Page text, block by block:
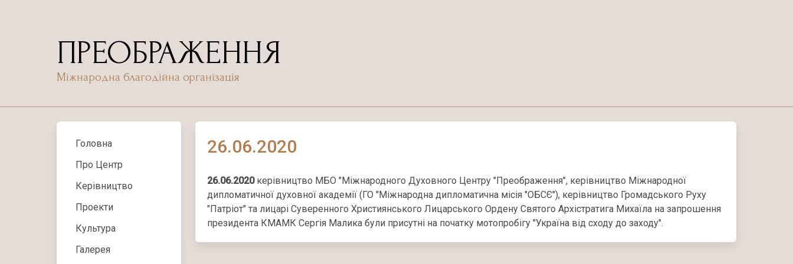
ПРЕОБРАЖЕННЯ
Міжнародна благодійна організація
Головна
Про Центр
Керівництво
Проекти
Культура
Галерея
26.06.2020
26.06.2020керівництво МБО "Міжнародного Духовного Центру "Преображення", керівництво Міжнародної
дипломатичної духовної академії (ГО "Міжнародна дипломатична місія "ОБСЄ"), керівництво Громадського Руху
"Патріот" та лицарі Суверенного Християнського Лицарського Ордену Святого Архістратига Михаїла на запрошення
президента КМАМК Сергія Малика були присутні на початку мотопробігу "Україна від сходу до заходу".